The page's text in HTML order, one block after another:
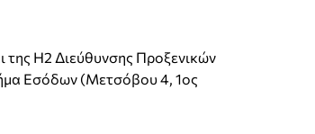
της Η2 Διεύθυνσης Προξενικών
Εσόδων (Μετσόβου 4, 1ος